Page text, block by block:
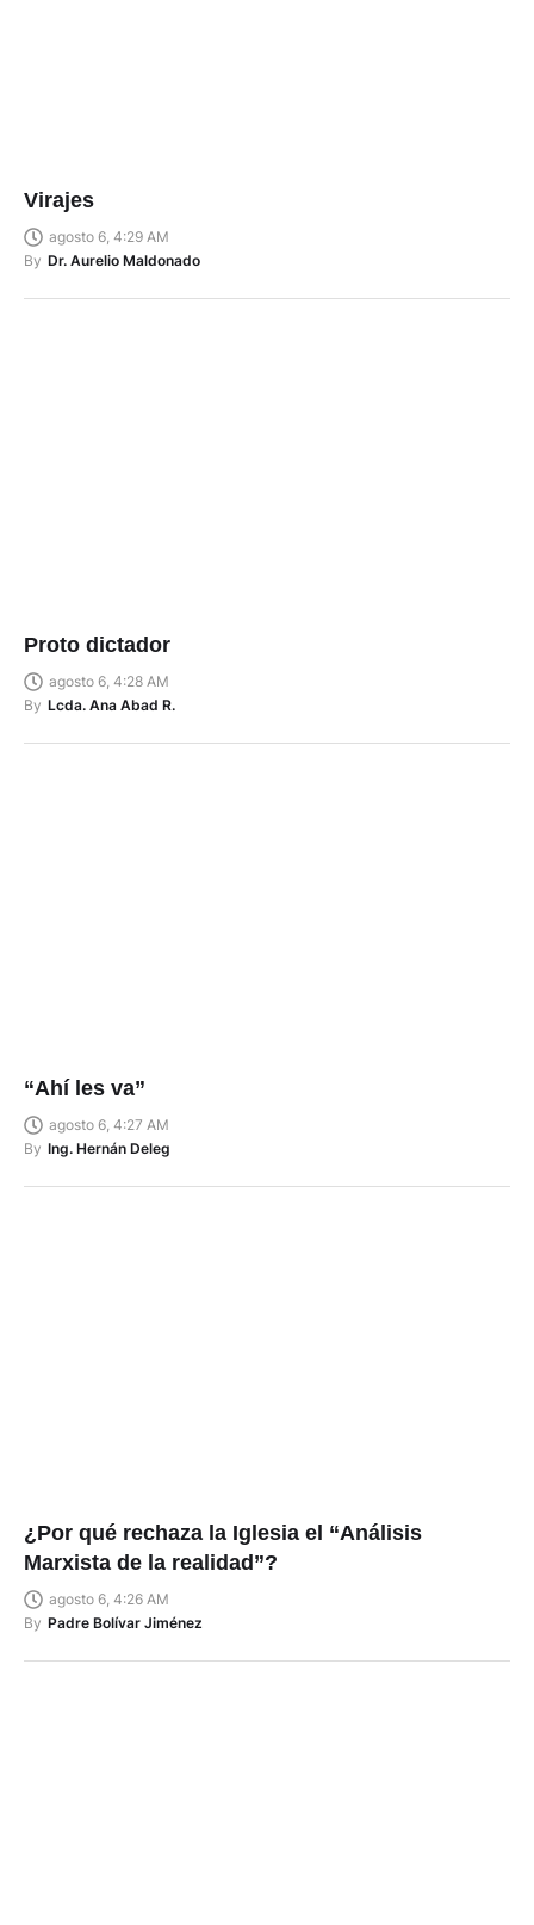
Virajes
agosto 6, 4:29 AM
By Dr. Aurelio Maldonado
Proto dictador
agosto 6, 4:28 AM
By Lcda. Ana Abad R.
“Ahí les va”
agosto 6, 4:27 AM
By Ing. Hernán Deleg
¿Por qué rechaza la Iglesia el “Análisis
Marxista de la realidad”?
agosto 6, 4:26 AM
By Padre Bolívar Jiménez